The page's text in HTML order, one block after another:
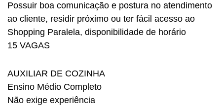
Possuir boa comunicação e postura no atendimento
ao cliente, residir próximo ou ter fácil acesso ao
Shopping Paralela, disponibilidade de horário
15 VAGAS
AUXILIAR DE COZINHA
Ensino Médio Completo
Não exige experiência